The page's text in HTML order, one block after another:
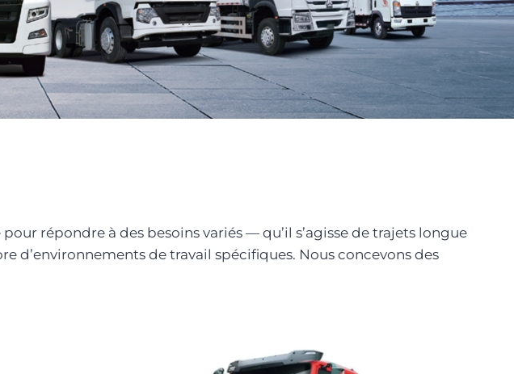
répondre à des besoins variés — qu’il s’agisse de trajets longue
d’environnements de travail spécifiques. Nous concevons des